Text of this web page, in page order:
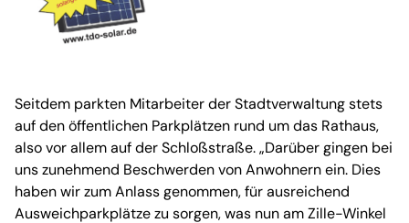
Seitdem parkten Mitarbeiter der Stadtverwaltung stets
auf den öffentlichen Parkplätzen rund um das Rathaus,
also vor allem auf der Schloßstraße. „Darüber gingen bei
uns zunehmend Beschwerden von Anwohnern ein. Dies
haben wir zum Anlass genommen, für ausreichend
Ausweichparkplätze zu sorgen, was nun am Zille-Winkel